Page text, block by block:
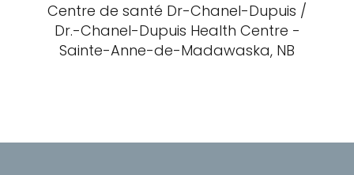
Centre de santé Dr-Chanel-Dupuis /
Dr.-Chanel-Dupuis Health Centre -
Sainte-Anne-de-Madawaska, NB